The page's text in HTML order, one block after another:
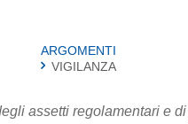
ARGOMENTI
VIGILANZA
assetti regolamentari e